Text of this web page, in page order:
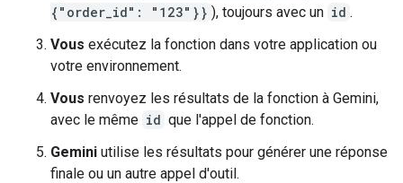
{"order_id": "123"}} ), toujours avec un id .
Vous exécutez la fonction dans votre application ou
votre environnement.
Vous renvoyez les résultats de la fonction à Gemini,
avec le même id que l'appel de fonction.
Gemini utilise les résultats pour générer une réponse
finale ou un autre appel d'outil.